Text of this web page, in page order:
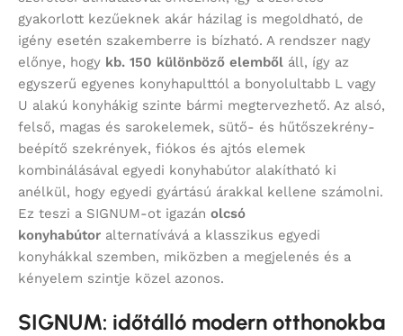
gyakorlott kezűeknek akár házilag is megoldható, de
igény esetén szakemberre is bízható. A rendszer nagy
előnye, hogy kb. 150 különböző elemből áll, így az
egyszerű egyenes konyhapulttól a bonyolultabb L vagy
U alakú konyhákig szinte bármi megtervezhető. Az alsó,
felső, magas és sarokelemek, sütő- és hűtőszekrény-
beépítő szekrények, fiókos és ajtós elemek
kombinálásával egyedi konyhabútor alakítható ki
anélkül, hogy egyedi gyártású árakkal kellene számolni.
Ez teszi a SIGNUM-ot igazán olcsó
konyhabútor alternatívává a klasszikus egyedi
konyhákkal szemben, miközben a megjelenés és a
kényelem szintje közel azonos.
SIGNUM: időtálló modern otthonokba